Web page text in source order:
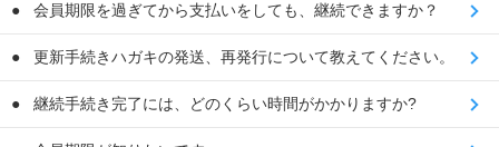
会員期限を過ぎてから支払いをしても、継続できますか？
更新手続きハガキの発送、再発行について教えてください。
継続手続き完了には、どのくらい時間がかかりますか?